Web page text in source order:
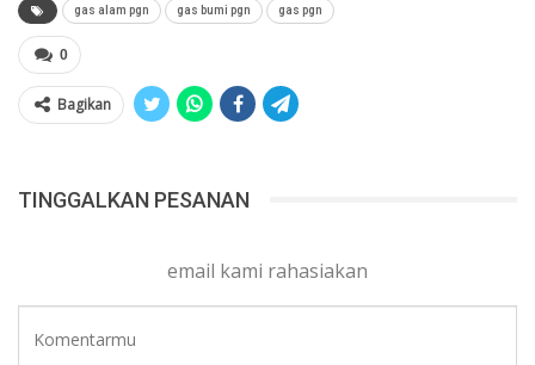
gas alam pgn gas bumi pgn gas pgn
0
Bagikan
TINGGALKAN PESANAN
email kami rahasiakan